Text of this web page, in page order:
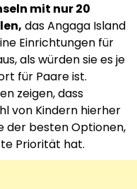
mit nur 20
das Angaga Island
Einrichtungen für
als würden sie es je
für Paare ist.
zeigen, dass
von Kindern hierher
der besten Optionen,
Priorität hat.